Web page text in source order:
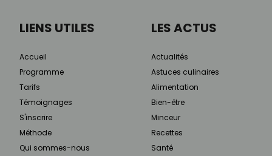
LIENS UTILES
Accueil
Programme
Tarifs
Témoignages
S'inscrire
Méthode
Qui sommes-nous
LES ACTUS
Actualités
Astuces culinaires
Alimentation
Bien-être
Minceur
Recettes
Santé